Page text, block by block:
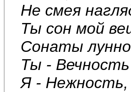
Не смея
Ты сон мой
Сонаты
Ты -
Я -